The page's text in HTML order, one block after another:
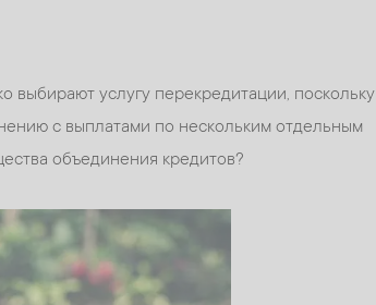
выбирают услугу перекредитации, поскольку
с выплатами по нескольким отдельным
объединения кредитов?